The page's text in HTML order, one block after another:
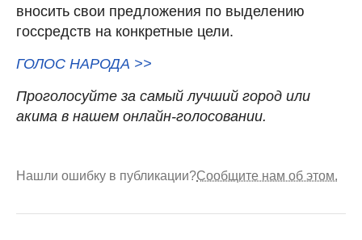
вносить свои предложения по выделению
госсредств на конкретные цели.
ГОЛОС НАРОДА >>
Проголосуйте за самый лучший город или
акима в нашем онлайн-голосовании.
Нашли ошибку в публикации?Сообщите нам об этом.